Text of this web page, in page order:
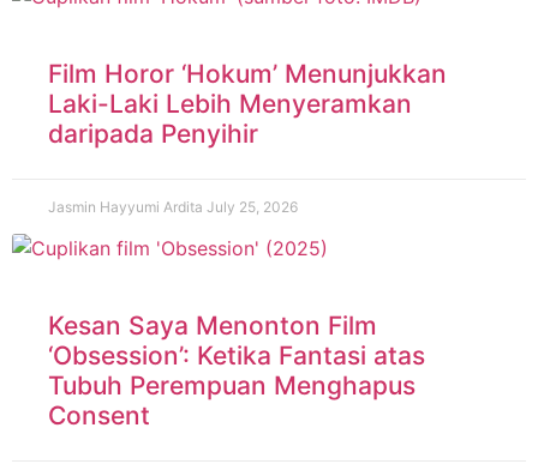
Film Horor ‘Hokum’ Menunjukkan
Laki-Laki Lebih Menyeramkan
daripada Penyihir
Jasmin Hayyumi Ardita July 25, 2026
Kesan Saya Menonton Film
‘Obsession’: Ketika Fantasi atas
Tubuh Perempuan Menghapus
Consent